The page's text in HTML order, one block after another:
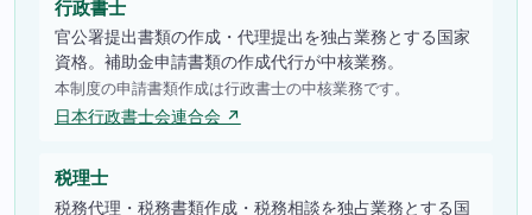
行政書士
官公署提出書類の作成・代理提出を独占業務とする国家
資格。補助金申請書類の作成代行が中核業務。
本制度の申請書類作成は行政書士の中核業務です。
日本行政書士会連合会 ↗
税理士
税務代理・税務書類作成・税務相談を独占業務とする国